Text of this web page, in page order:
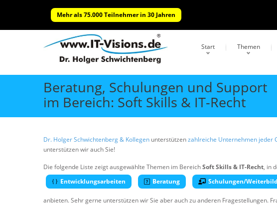
Mehr als 75.000 Teilnehmer in 30 Jahren
Start Themen
Beratung, Schulungen und Support
im Bereich: Soft Skills & IT-Recht
Dr. Holger Schwichtenberg & Kollegen unterstützenzahlreiche Unternehmen jeder
unterstützen wir auch Sie!
Die folgende Liste zeigt ausgewählte Themen im BereichSoft Skills & IT-Recht, in
Entwicklungsarbeiten
Beratung Schulungen/
anbieten. Sehr gerne unterstützen wir Sie aber auch zu anderen Fragestellungen.